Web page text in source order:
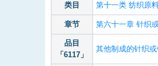
类目 第十一类 纺织原
章节 第六十一章 针织
品目
「6117」
其他制成的针织